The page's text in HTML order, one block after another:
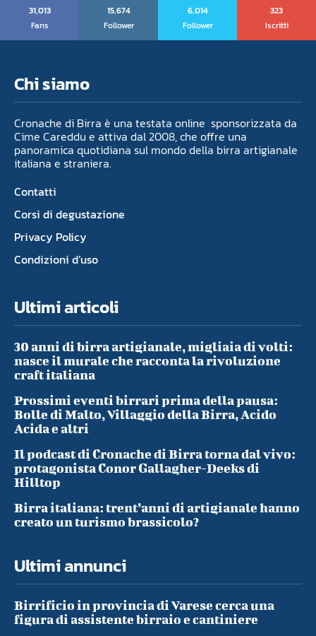
31,013
Fans
15,674
Follower
6,014
Follower
323
Iscritti
Chi siamo
Cronache di Birra è una testata online sponsorizzata da
Cime Careddu e attiva dal 2008, che offre una
panoramica quotidiana sul mondo della birra artigianale
italiana e straniera.
Contatti
Corsi di degustazione
Privacy Policy
Condizioni d’uso
Ultimi articoli
30 anni di birra artigianale, migliaia di volti:
nasce il murale che racconta la rivoluzione
craft italiana
Prossimi eventi birrari prima della pausa:
Bolle di Malto, Villaggio della Birra, Acido
Acida e altri
Il podcast di Cronache di Birra torna dal vivo:
protagonista Conor Gallagher-Deeks di
Hilltop
Birra italiana: trent’anni di artigianale hanno
creato un turismo brassicolo?
Ultimi annunci
Birrificio in provincia di Varese cerca una
figura di assistente birraio e cantiniere